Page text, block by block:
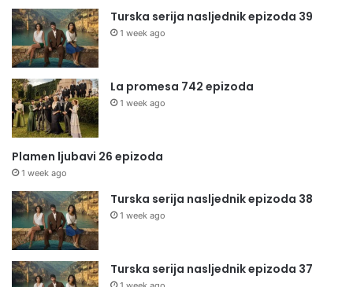
Turska serija nasljednik epizoda 39
1 week ago
La promesa 742 epizoda
1 week ago
Plamen ljubavi 26 epizoda
1 week ago
Turska serija nasljednik epizoda 38
1 week ago
Turska serija nasljednik epizoda 37